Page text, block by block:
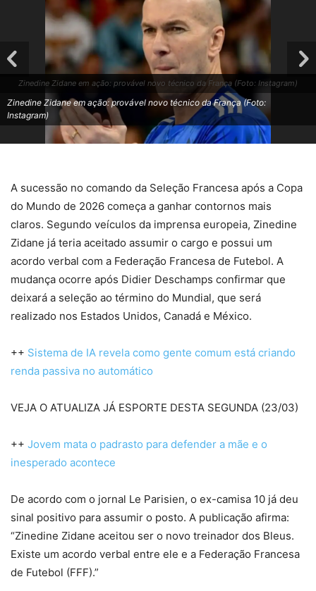
Zinedine Zidane em ação: provável novo técnico da França (Foto: Instagram)
Zinedine Zidane em ação: provável novo técnico da França (Foto:
Instagram)
A sucessão no comando da Seleção Francesa após a Copa
do Mundo de 2026 começa a ganhar contornos mais
claros. Segundo veículos da imprensa europeia, Zinedine
Zidane já teria aceitado assumir o cargo e possui um
acordo verbal com a Federação Francesa de Futebol. A
mudança ocorre após Didier Deschamps confirmar que
deixará a seleção ao término do Mundial, que será
realizado nos Estados Unidos, Canadá e México.
++ Sistema de IA revela como gente comum está criando
renda passiva no automático
VEJA O ATUALIZA JÁ ESPORTE DESTA SEGUNDA (23/03)
++ Jovem mata o padrasto para defender a mãe e o
inesperado acontece
De acordo com o jornal Le Parisien, o ex-camisa 10 já deu
sinal positivo para assumir o posto. A publicação afirma:
“Zinedine Zidane aceitou ser o novo treinador dos Bleus.
Existe um acordo verbal entre ele e a Federação Francesa
de Futebol (FFF).”